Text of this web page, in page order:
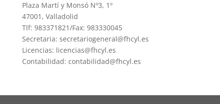
Plaza Martí y Monsó Nº3, 1º
47001, Valladolid
Tlf: 983371821/Fax: 983330045
Secretaria: secretariogeneral@fhcyl.es
Licencias: licencias@fhcyl.es
Contabilidad: contabilidad@fhcyl.es